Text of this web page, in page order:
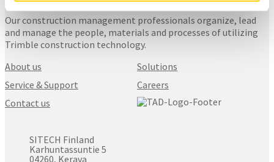
Our construction management professionals organize, lead
and manage the people, materials and processes of utilizing
Trimble construction technology.
About us
Solutions
Service & Support
Careers
Contact us
SITECH Finland
Karhuntassuntie 5
04260, Kerava